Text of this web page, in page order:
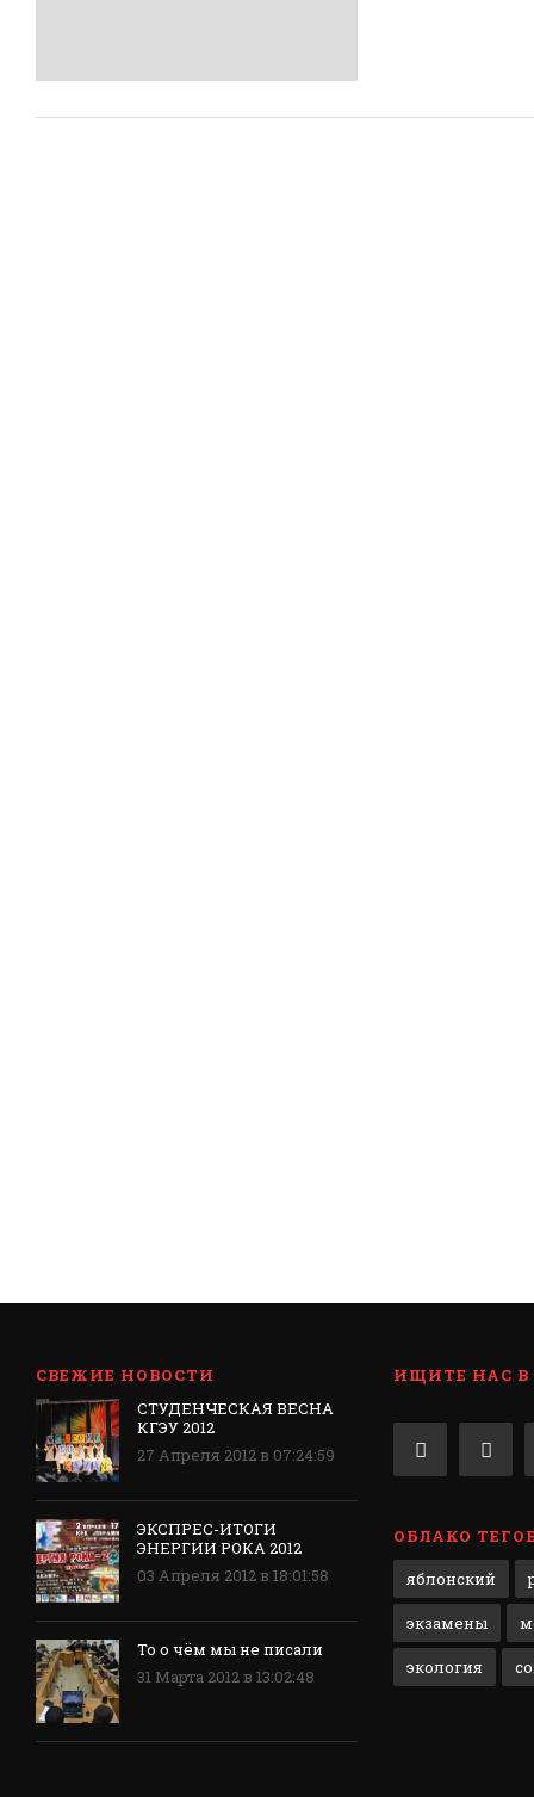
СВЕЖИЕ НОВОСТИ
СТУДЕНЧЕСКАЯ ВЕСНА
КГЭУ 2012
27 Апреля 2012 в 07:24:59
ЭКСПРЕС-ИТОГИ
ЭНЕРГИИ РОКА 2012
03 Апреля 2012 в 18:01:58
То о чём мы не писали
31 Марта 2012 в 13:02:48
ИЩИТЕ НАС В
ОБЛАКО
яблонский
экзамены
экология